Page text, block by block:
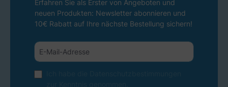
Erfahren Sie als Erster von Angeboten und
neuen Produkten: Newsletter abonnieren und
10€ Rabatt auf Ihre nächste Bestellung sichern!